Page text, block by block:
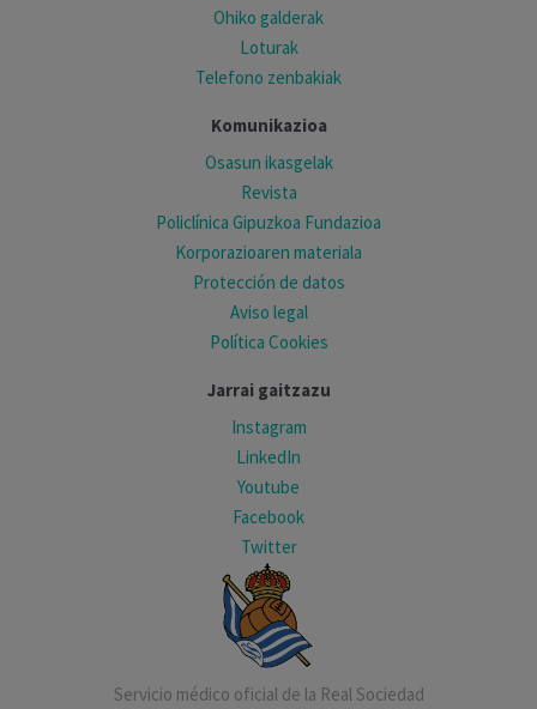
Ohiko galderak
Loturak
Telefono zenbakiak
Komunikazioa
Osasun ikasgelak
Revista
Policlínica Gipuzkoa Fundazioa
Korporazioaren materiala
Protección de datos
Aviso legal
Política Cookies
Jarrai gaitzazu
Instagram
LinkedIn
Youtube
Facebook
Twitter
Servicio médico oficial de la Real Sociedad